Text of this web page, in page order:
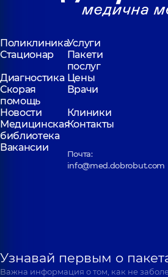
ПоликлиникаУслуги
Стационар
Пакети
послуг
Диагностика Цены
Скорая
помощь
Врачи
Новости
Клиники
Медицинская
библиотека
Контакты
Вакансии
Почта:
info@med.dobrobut.com
Узнавай первым о
Важна информация о том, как не